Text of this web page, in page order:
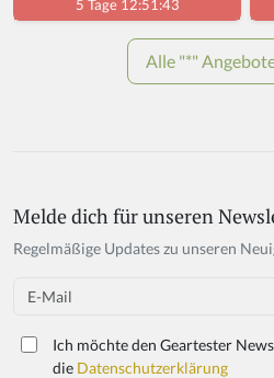
Melde dich für unseren
Regelmäßige Updates zu unseren
Email
Ich möchte den Geartester
die Datenschutzerklärung